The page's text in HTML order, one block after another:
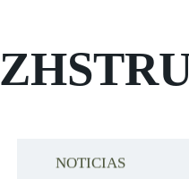
NOTICIAS